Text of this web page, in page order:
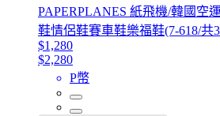
PAPERPLANES 紙飛機/韓國空
鞋情侶鞋賽車鞋樂福鞋(7-618/共
$1,280
$2,280
P幣